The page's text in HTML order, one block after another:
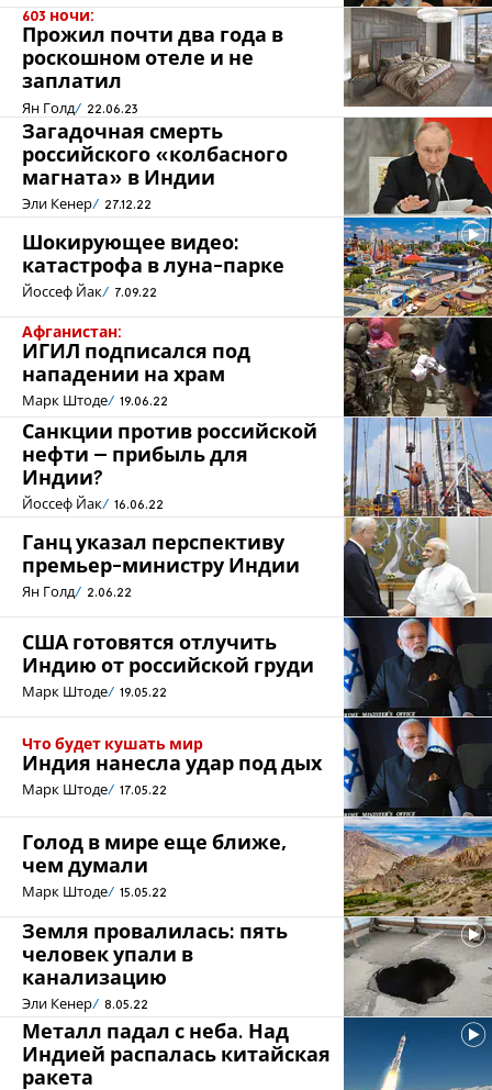
603 ночи:
Прожил почти два года в
роскошном отеле и не
заплатил
Ян Голд 22.06.23
Загадочная смерть
российского «колбасного
магната» в Индии
Эли Кенер 27.12.22
Шокирующее видео:
катастрофа в луна-парке
Йоссеф Йак 7.09.22
Афганистан:
ИГИЛ подписался под
нападении на храм
Марк Штоде 19.06.22
Санкции против российской
нефти – прибыль для
Индии?
Йоссеф Йак 16.06.22
Ганц указал перспективу
премьер-министру Индии
Ян Голд 2.06.22
США готовятся отлучить
Индию от российской груди
Марк Штоде 19.05.22
Что будет кушать мир
Индия нанесла удар под дых
Марк Штоде 17.05.22
Голод в мире еще ближе,
чем думали
Марк Штоде 15.05.22
Земля провалилась: пять
человек упали в
канализацию
Эли Кенер 8.05.22
Металл падал с неба. Над
Индией распалась китайская
ракета